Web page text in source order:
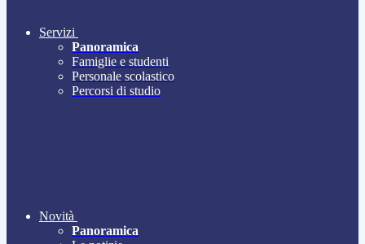
Servizi
Panoramica
Famiglie e studenti
Personale scolastico
Percorsi di studio
Novità
Panoramica